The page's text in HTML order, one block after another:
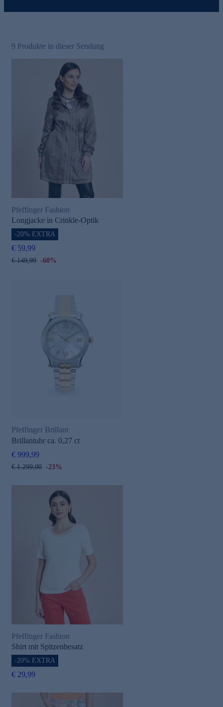
9 Produkte in dieser Sendung
Pfeffinger Fashion
Longjacke in Crinkle-Optik
-20% EXTRA
€ 59,99
€ 149,99 -60%
Pfeffinger Brillant
Brillantuhr ca. 0,27 ct
€ 999,99
€ 1.299,00 -23%
Pfeffinger Fashion
Shirt mit Spitzenbesatz
-20% EXTRA
€ 29,99